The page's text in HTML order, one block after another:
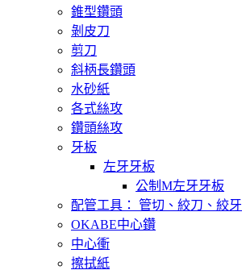
錐型鑽頭
剝皮刀
剪刀
斜柄長鑽頭
水砂紙
各式絲攻
鑽頭絲攻
牙板
左牙牙板
公制M左牙牙板
配管工具： 管切、絞刀、絞牙
OKABE中心鑽
中心衝
擦拭紙